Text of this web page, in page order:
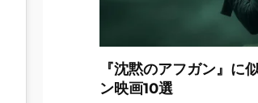
『沈黙のアフガン』に
ン映画10選